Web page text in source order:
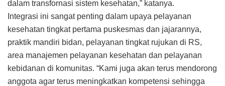
dalam transfornasi sistem kesehatan,” katanya.
Integrasi ini sangat penting dalam upaya pelayanan
kesehatan tingkat pertama puskesmas dan jajarannya,
praktik mandiri bidan, pelayanan tingkat rujukan di RS,
area manajemen pelayanan kesehatan dan pelayanan
kebidanan di komunitas. “Kami juga akan terus mendorong
anggota agar terus meningkatkan kompetensi sehingga